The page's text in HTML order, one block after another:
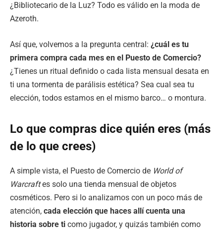
¿Bibliotecario de la Luz? Todo es válido en la moda de
Azeroth.
Así que, volvemos a la pregunta central: ¿cuál es tu
primera compra cada mes en el Puesto de Comercio?
¿Tienes un ritual definido o cada lista mensual desata en
ti una tormenta de parálisis estética? Sea cual sea tu
elección, todos estamos en el mismo barco… o montura.
Lo que compras dice quién eres (más
de lo que crees)
A simple vista, el Puesto de Comercio de World of
Warcraftes solo una tienda mensual de objetos
cosméticos. Pero si lo analizamos con un poco más de
atención, cada elección que haces allí cuenta una
historia sobre ti como jugador, y quizás también como